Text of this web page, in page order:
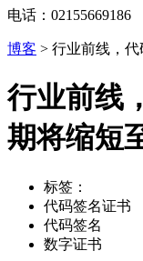
电话：02155669186
博客 > 行业前线，代
行业前线
期将缩短
标签：
代码签名证书
代码签名
数字证书